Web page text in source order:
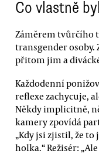
Co vlastně
Záměrem tvůrčího
transgender osoby.
přitom jim a
Každodenní
reflexe zachycuje,
Někdy implicitně,
kamery zpovídá
„Kdy jsi zjistil, že to
holka.“ Režisér: